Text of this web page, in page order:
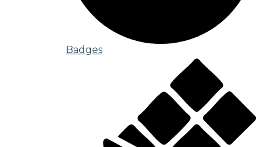
Badges